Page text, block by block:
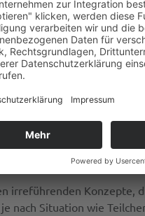
ist eine sinnlose
es gibt eine solche
vielen Wirklichkeiten
(was immer
Es gibt ein Viele-
Gedanken über
irreführenden
nach Situation wie